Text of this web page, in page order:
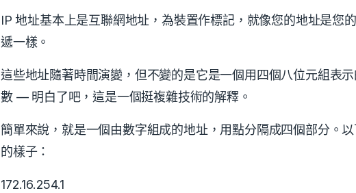
IP 地址基本上是互聯網地址，為裝置作標記，就像您的地址是您
遞一樣。
這些地址隨著時間演變，但不變的是它是一個用四個八位元組表
數 — 明白了吧，這是一個挺複雜技術的解釋。
簡單來說，就是一個由數字組成的地址，用點分隔成四個部分。
的樣子：
172.16.254.1